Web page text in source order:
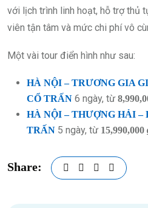
với lịch trình linh hoạt, hỗ trợ thủ
viên tận tâm và mức chi phí vô
Một vài tour điển hình như sau:
HÀ NỘI – TRƯƠNG GIA
CỔ TRẤN 6 ngày, từ
HÀ NỘI – THƯỢNG HẢI –
TRẤN 5 ngày, từ 15,990,000
Share: